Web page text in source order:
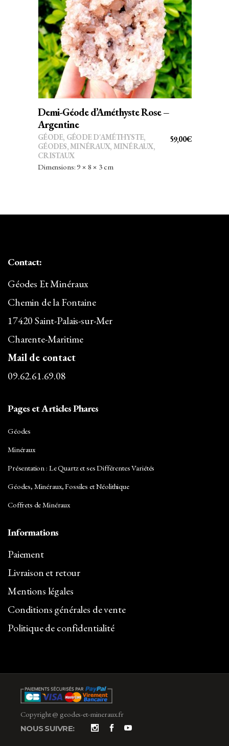
AJOUTER AU PANIER
Demi-Géode d’Améthyste Rose –
Argentine
59,00€
GÉODE, GÉODE D'AMÉTHYSTE,
GÉODES,MINÉRAUX, MINÉRAUX,
CRISTAUX
Dimensions: 9 × 8 × 3 cm
Contact:
Géodes Et Minéraux
Chemin de la Fontaine
17420 Saint-Palais-sur-Mer
Charente-Maritime
Mail de contact
09.62.61.69.08
Pages et Articles Phares
Géodes
Minéraux
Présentation : Le Quartz et ses Différentes Variétés
Géodes, Minéraux, Fossiles et Néolithique
Coffrets de Minéraux
Informations
Paiement
Livraison et retour
Mentions légales
Conditions générales de vente
Politique de confidentialité
Copyright @ geodes-et-mineraux.fr
NOUS SUIVRE: